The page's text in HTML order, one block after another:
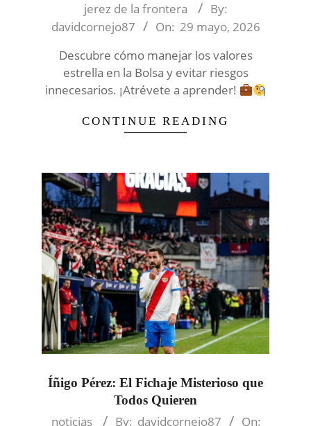
05-
jerez de la frontera
By:
davidcornejo87
On: 29 mayo, 2026
Descubre cómo manejar los valores
estrella en la Bolsa y evitar riesgos
innecesarios. ¡Atrévete a aprender!
CONTINUE READING
Íñigo Pérez: El Fichaje Misterioso que
Todos Quieren
2026-
noticias By: davidcornejo87
On: